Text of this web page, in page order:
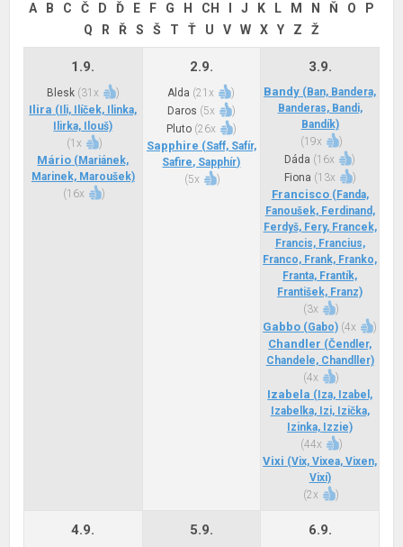
A B C Č D Ď E F G H CH J K L M N Ň O
P
Q
R Ř S Š T Ť U V W X Y Z Ž
1.9.
Blesk (31x )
Ilira (Ili, Ilíček, Ilinka,
Ilirka, Ilouš)
(1x )
Mário (Mariánek,
Marinek, Maroušek)
(16x )
2.9.
Alda (21x
)
Daros (5x
)
Pluto (26x )
Sapphire (Saff, Safír,
Safire, Sapphír)
(5x )
3.9.
Bandy (Ban, Bandera,
Banderas, Bandi,
Bandík)
(19x
)
Dáda (16x
)
Fiona (13x )
Francisco(Fanda,
Fanoušek, Ferdinand,
Ferdyš, Fery, Francek,
Francis, Francius,
Franco, Frank, Franko,
Franta, Frantík,
František, Franz)
(3x )
Gabbo (Gabo) (4x )
Chandler (Čendler,
Chandele, Chandller)
(4x )
Izabela (Iza, Izabel,
Izabelka, Izi, Izička,
Izinka, Izzie)
(44x )
Vixi (Vix, Vixea, Vixen,
Vixí)
(2x )
4.9. 5.9. 6.9.